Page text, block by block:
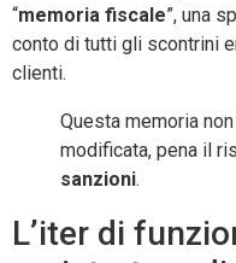
“memoria fiscale”, una
conto di tutti gli scontrini
clienti.
Questa memoria
modificata, pena il
sanzioni.
L’iter di